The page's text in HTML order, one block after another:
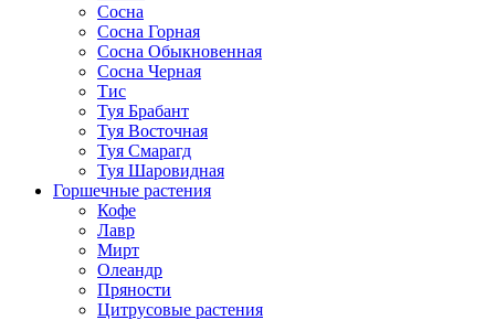
Сосна
Сосна Горная
Сосна Обыкновенная
Сосна Черная
Тис
Туя Брабант
Туя Восточная
Туя Смарагд
Туя Шаровидная
Горшечные растения
Кофе
Лавр
Мирт
Олеандр
Пряности
Цитрусовые растения